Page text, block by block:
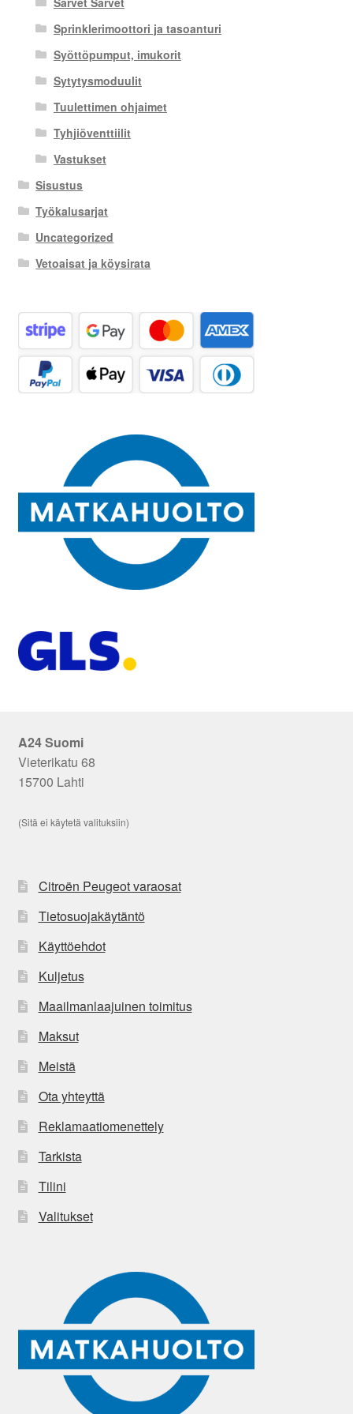
Sprinklerimoottori ja tasoanturi
Syöttöpumput, imukorit
Sytytysmoduulit
Tuulettimen ohjaimet
Tyhjiöventtiilit
Vastukset
Sisustus
Työkalusarjat
Uncategorized
Vetoaisat ja köysirata
A24 Suomi
Vieterikatu 68
15700 Lahti
(Sitä ei käytetä valituksiin)
Citroën Peugeot varaosat
Tietosuojakäytäntö
Käyttöehdot
Kuljetus
Maailmanlaajuinen toimitus
Maksut
Meistä
Ota yhteyttä
Reklamaatiomenettely
Tarkista
Tilini
Valitukset